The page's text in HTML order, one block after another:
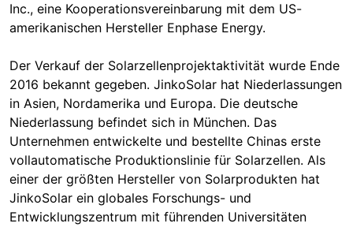
Inc., eine Kooperationsvereinbarung mit dem US-
amerikanischen Hersteller Enphase Energy.
Der Verkauf der Solarzellenprojektaktivität wurde Ende
2016 bekannt gegeben. JinkoSolar hat Niederlassungen
in Asien, Nordamerika und Europa. Die deutsche
Niederlassung befindet sich in München. Das
Unternehmen entwickelte und bestellte Chinas erste
vollautomatische Produktionslinie für Solarzellen. Als
einer der größten Hersteller von Solarprodukten hat
JinkoSolar ein globales Forschungs- und
Entwicklungszentrum mit führenden Universitäten